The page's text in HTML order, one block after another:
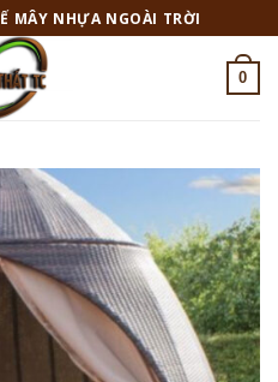
MÂY NHỰA NGOÀI TRỜI
0